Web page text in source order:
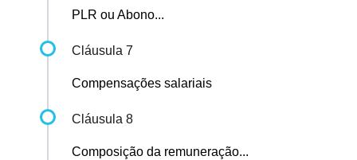
PLR ou Abono...
Cláusula 7
Compensações salariais
Cláusula 8
Composição da remuneração...